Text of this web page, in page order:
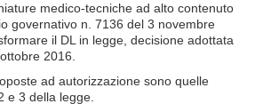
medico-tecniche ad alto contenuto
governativo n. 7136 del 3 novembre
il DL in legge, decisione adottata
2016.
ad autorizzazione sono quelle
e 3 della legge.